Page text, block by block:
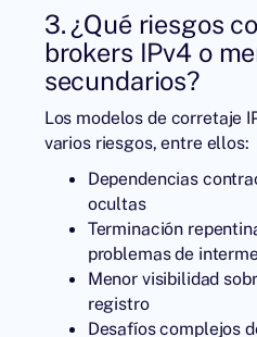
3. ¿Qué riesgos
brokers IPv4 o
secundarios?
Los modelos de corretaje
varios riesgos, entre ellos:
Dependencias
ocultas
Terminación
problemas de
Menor visibilidad
registro
Desafíos complejos